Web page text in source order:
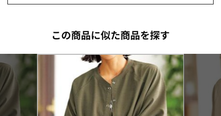
この商品に似た商品を探す